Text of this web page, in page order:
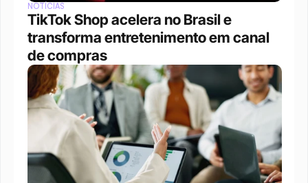
NOTÍCIAS
TikTok Shop acelera no Brasil e
transforma entretenimento em canal
de compras